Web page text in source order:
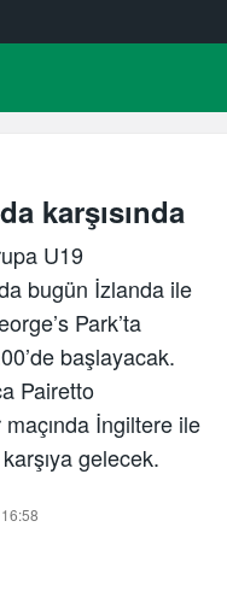
karşısında
U19
bugün İzlanda ile
Park’ta
başlayacak.
Pairetto
İngiltere ile
gelecek.